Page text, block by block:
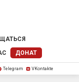
ДОНАТ
Telegram VKontakte